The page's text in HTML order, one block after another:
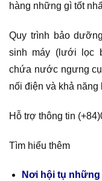
hàng những gì tốt
Quy trình bảo
sinh máy (lưới lọc
chứa nước ngưng
nối điện và khả
Hỗ trợ thông tin
Tìm hiểu thêm
Nơi hội tụ